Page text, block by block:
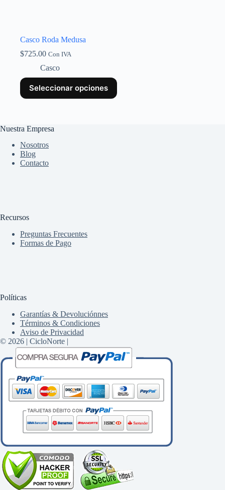
Casco Roda Medusa
$725.00 Con IVA
Casco
Seleccionar opciones
Nuestra Empresa
Nosotros
Blog
Contacto
Recursos
Preguntas Frecuentes
Formas de Pago
Políticas
Garantías & Devoluciónnes
Términos & Condiciones
Aviso de Privacidad
© 2026 | CicloNorte |